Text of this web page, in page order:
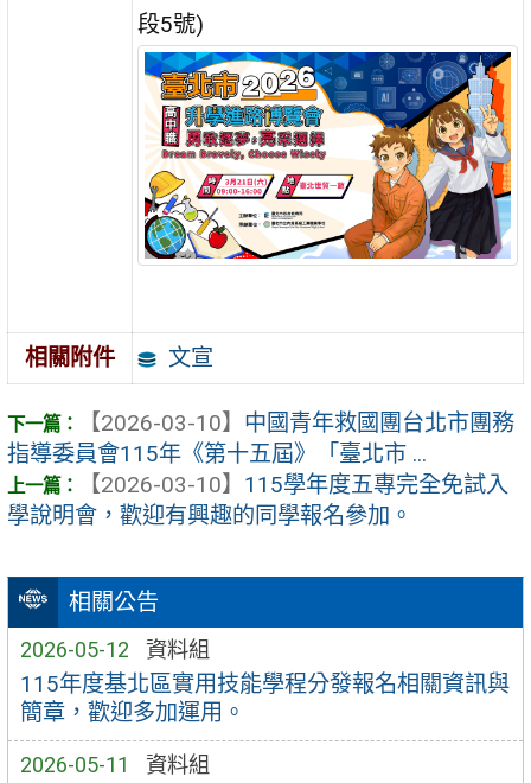
相關公告
2026-05-12 資料組
115年度基北區實用技能學程分發報名相關資訊與
簡章，歡迎多加運用。
2026-05-11 資料組
段5號)
相關附件 文宣
【2026-03-10】 中國青年救國團台北市團務
指導委員會115年《第十五屆》「臺北市 ...
【2026-03-10】 115學年度五專完全免試入
學說明會，歡迎有興趣的同學報名參加。